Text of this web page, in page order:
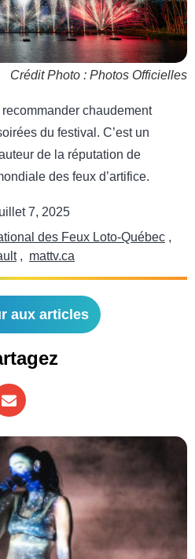
Crédit Photo : Photos Officielles
chaudement
du festival. C’est un
de la réputation de
des feux d’artifice.
7, 2025
des Feux Loto-Québec ,
, mattv.ca
aux articles